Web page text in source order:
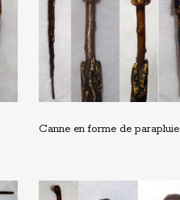
Canne en forme de parapluie